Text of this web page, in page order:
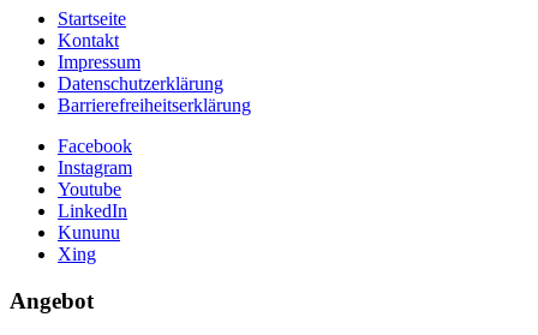
Startseite
Kontakt
Impressum
Datenschutzerklärung
Barrierefreiheitserklärung
Facebook
Instagram
Youtube
LinkedIn
Kununu
Xing
Angebot